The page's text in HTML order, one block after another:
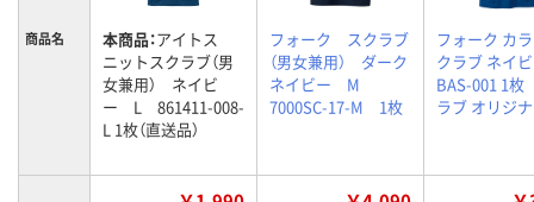
商品名 本商品：アイトス
ニットスクラブ（男
女兼用） ネイビ
ー L 861411-008-
L 1枚（直送品）
フォーク スクラブ
（男女兼用） ダーク
ネイビー M
7000SC-17-M 1枚
フォーク カ
クラブ ネイ
BAS-001 1
ラブ オリジ